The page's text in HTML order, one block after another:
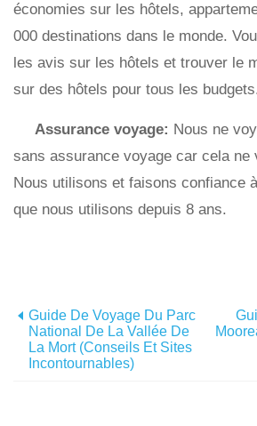
économies sur les hôtels,
000 destinations dans le monde.
les avis sur les hôtels et trouver le
sur des hôtels pour tous les
Assurance voyage: Nous ne
sans assurance voyage car cela ne
Nous utilisons et faisons confiance
que nous utilisons depuis 8 ans.
Guide De Voyage Du Parc
National De La Vallée De
La Mort (conseils Et Sites
Incontournables)